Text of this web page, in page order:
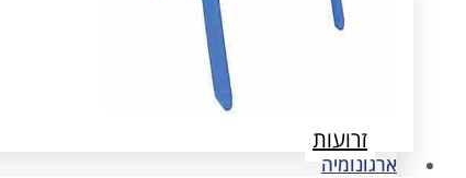
שולחנות חשמליים
זרועות
ארגונומיה